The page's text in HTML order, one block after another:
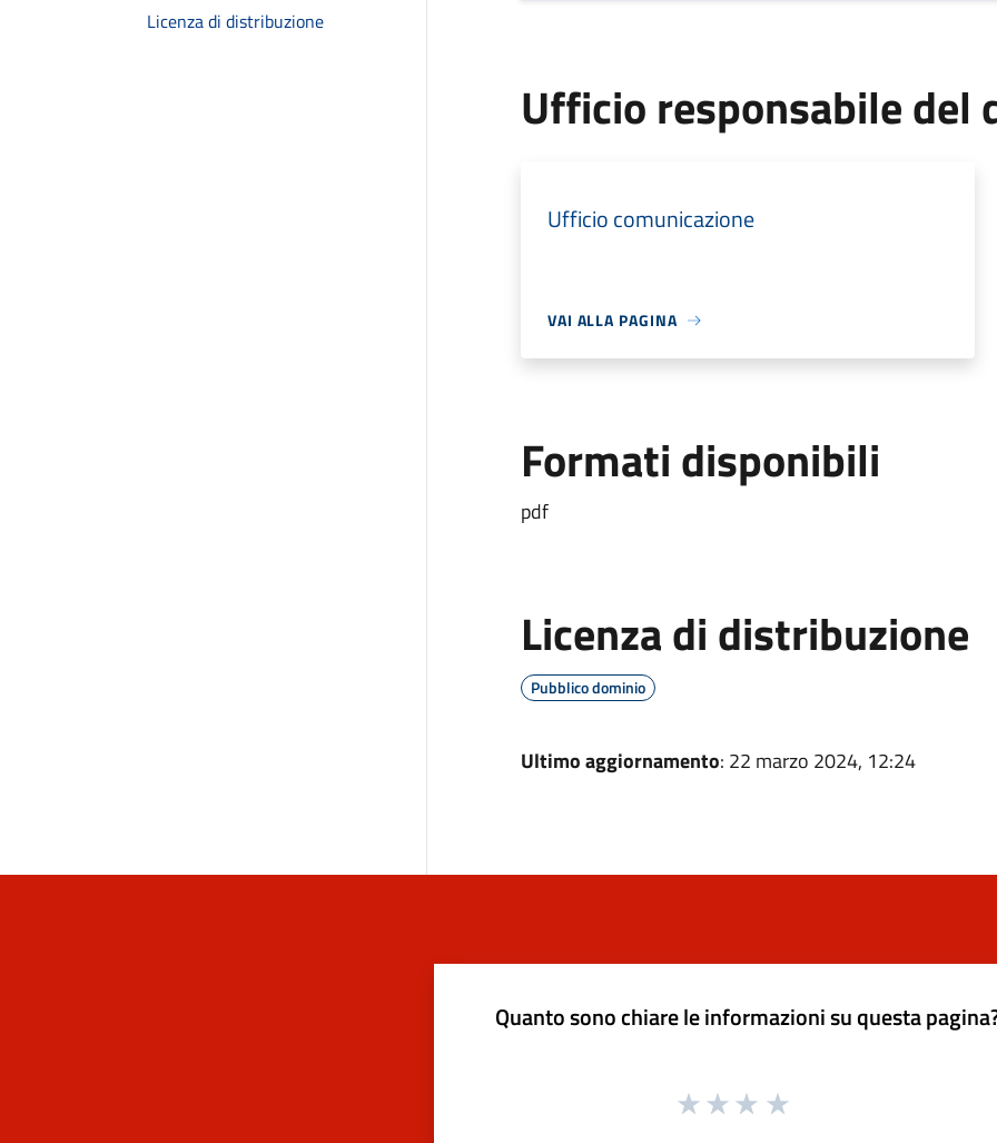
Licenza di distribuzione
Ufficio responsabile del
Ufficio comunicazione
VAI ALLA PAGINA
Formati disponibili
pdf
Licenza di distribuzione
Pubblico dominio
Ultimo aggiornamento: 22 marzo 2024, 12:24
Quanto sono chiare le informazioni su questa